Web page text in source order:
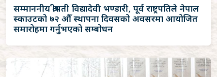
सम्माननीय श्रीमती विद्यादेवी भण्डारी, पूर्व राष्ट्रपतिले नेपाल
स्काउटको ७२ औँ स्थापना दिवसको अवसरमा आयोजित
समारोहमा गर्नुभएको सम्बोधन